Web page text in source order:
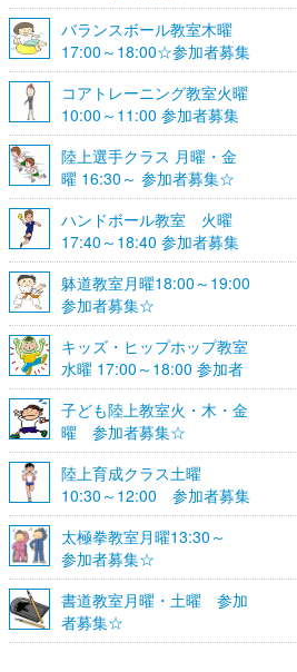
バランスボール教室木曜
17:00～18:00☆参加者募集
☆
コアトレーニング教室火曜
10:00～11:00 参加者募集
陸上選手クラス 月曜・金
曜 16:30～ 参加者募集☆
ハンドボール教室 火曜
17:40～18:40 参加者募集
☆
躰道教室月曜18:00～19:00
参加者募集☆
キッズ・ヒップホップ教室
水曜 17:00～18:00 参加者
募集☆
子ども陸上教室火・木・金
曜 参加者募集☆
陸上育成クラス土曜
10:30～12:00 参加者募集
☆
太極拳教室月曜13:30～
参加者募集☆
書道教室月曜・土曜 参加
者募集☆